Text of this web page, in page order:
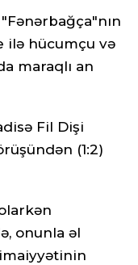
ilə hücumçu və
maraqlı an
Fil Dişi
(1:2)
onunla əl